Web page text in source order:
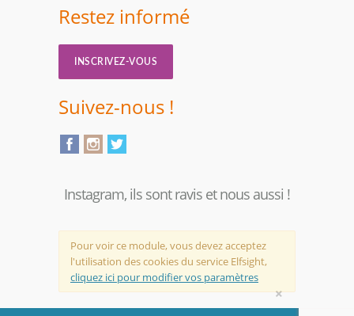
Restez informé
INSCRIVEZ-VOUS
Suivez-nous !
Instagram, ils sont ravis et nous aussi !
Pour voir ce module, vous devez acceptez
l'utilisation des cookies du service Elfsight,
cliquez ici pour modifier vos paramètres
×